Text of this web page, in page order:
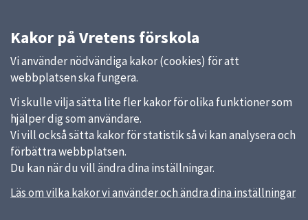
Kakor på Vretens förskola
Vi använder nödvändiga kakor (cookies) för att
webbplatsen ska fungera.
Vi skulle vilja sätta lite fler kakor för olika funktioner som
hjälper dig som användare.
Vi vill också sätta kakor för statistik så vi kan analysera och
förbättra webbplatsen.
Du kan när du vill ändra dina inställningar.
Läs om vilka kakor vi använder och ändra dina inställningar